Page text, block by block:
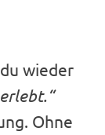
wieder
Ohne